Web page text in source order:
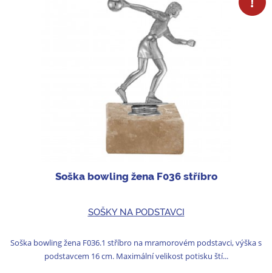
Soška bowling žena F036 stříbro
SOŠKY NA PODSTAVCI
Soška bowling žena F036.1 stříbro na mramorovém podstavci, výška s
podstavcem 16 cm. Maximální velikost potisku ští...